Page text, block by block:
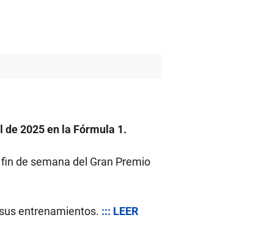
2025 en la Fórmula 1.
de semana del Gran Premio
entrenamientos. ::: LEER